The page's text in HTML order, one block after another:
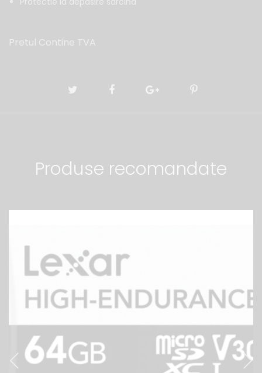
Pretul Contine TVA
Produse recomandate